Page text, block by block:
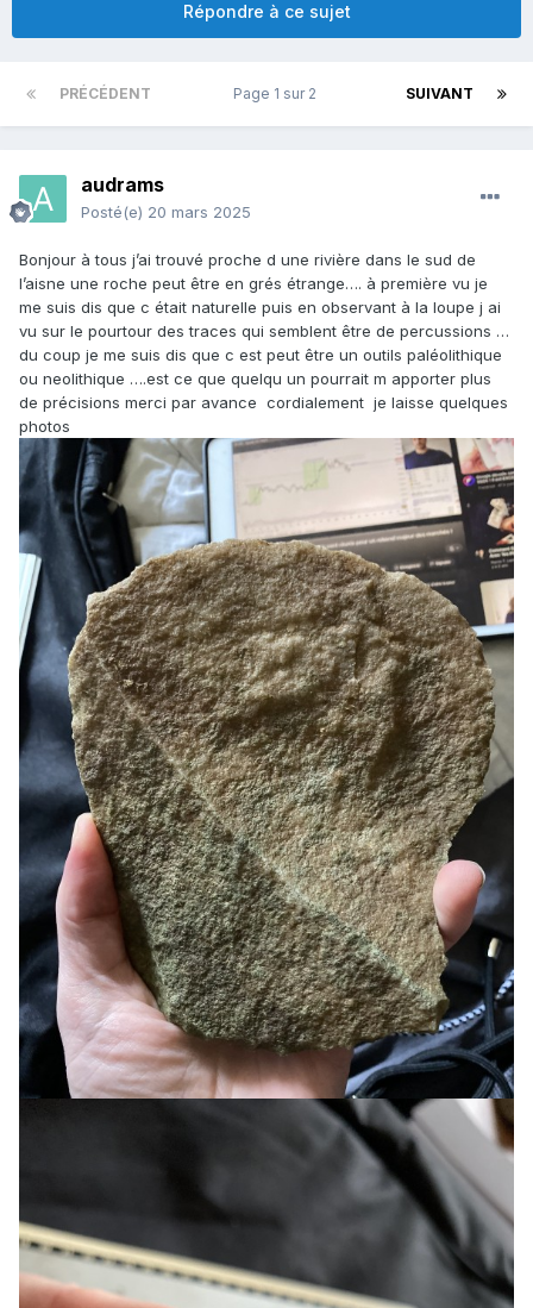
Répondre à ce sujet
PRÉCÉDENT SUIVANT
Page 1 sur 2
audrams
Posté(e) 20 mars 2025
Bonjour à tous j’ai trouvé proche d une rivière dans le sud de
l’aisne une roche peut être en grés étrange…. à première vu je
me suis dis que c était naturelle puis en observant à la loupe j ai
vu sur le pourtour des traces qui semblent être de percussions …
du coup je me suis dis que c est peut être un outils paléolithique
ou neolithique ….est ce que quelqu un pourrait m apporter plus
de précisions merci par avance cordialement je laisse quelques
photos